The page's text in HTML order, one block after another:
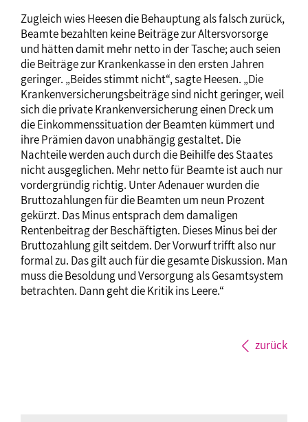
Zugleich wies Heesen die Behauptung als falsch zurück,
Beamte bezahlten keine Beiträge zur Altersvorsorge
und hätten damit mehr netto in der Tasche; auch seien
die Beiträge zur Krankenkasse in den ersten Jahren
geringer. „Beides stimmt nicht“, sagte Heesen. „Die
Krankenversicherungsbeiträge sind nicht geringer, weil
sich die private Krankenversicherung einen Dreck um
die Einkommenssituation der Beamten kümmert und
ihre Prämien davon unabhängig gestaltet. Die
Nachteile werden auch durch die Beihilfe des Staates
nicht ausgeglichen. Mehr netto für Beamte ist auch nur
vordergründig richtig. Unter Adenauer wurden die
Bruttozahlungen für die Beamten um neun Prozent
gekürzt. Das Minus entsprach dem damaligen
Rentenbeitrag der Beschäftigten. Dieses Minus bei der
Bruttozahlung gilt seitdem. Der Vorwurf trifft also nur
formal zu. Das gilt auch für die gesamte Diskussion. Man
muss die Besoldung und Versorgung als Gesamtsystem
betrachten. Dann geht die Kritik ins Leere.“
zurück